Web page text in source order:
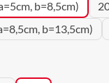
b=8,5cm)
b=13,5cm)